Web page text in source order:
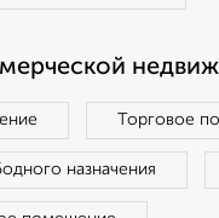
Торговое
назначения